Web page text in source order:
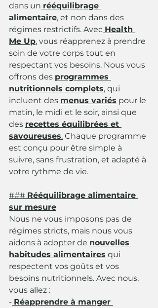
dans un rééquilibrage
alimentaire, et non dans des
régimes restrictifs. Avec Health
Me Up, vous réapprenez à prendre
soin de votre corps tout en
respectant vos besoins. Nous vous
offrons des programmes
nutritionnels complets, qui
incluent des menus variés pour le
matin, le midi et le soir, ainsi que
des recettes équilibrées et
savoureuses. Chaque programme
est conçu pour être simple à
suivre, sans frustration, et adapté à
votre rythme de vie.
### Rééquilibrage alimentaire
sur mesure
Nous ne vous imposons pas de
régimes stricts, mais nous vous
aidons à adopter de nouvelles
habitudes alimentaires qui
respectent vos goûts et vos
besoins nutritionnels. Avec nous,
vous allez :
- Réapprendre à manger